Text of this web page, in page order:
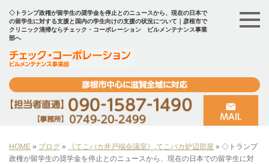
◇トランプ政権が留学生の奨学金を停止とのニュースから、現在の日本で
の留学生に対する支援と国内の学生向けの支援の状況について｜彦根市で
クリニック清掃ならチェック・コーポレーション ビルメンテナンス事業
部へ
HOME » ブログ » 《てこパカ井戸端会議室》 ,てこパカ炉辺部屋 » ◇トランプ
政権が留学生の奨学金を停止とのニュースから、現在の日本での留学生に対